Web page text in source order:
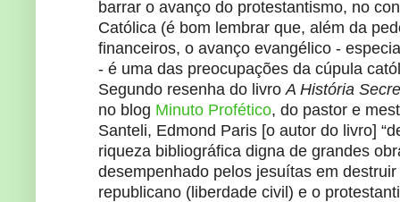
barrar o avanço do protestantismo, no
Católica (é bom lembrar que, além da
financeiros, o avanço evangélico -
- é uma das preocupações da cúpula
Segundo resenha do livro A História
no blog Minuto Profético, do pastor e
Santeli, Edmond Paris [o autor do livro]
riqueza bibliográfica digna de grandes
desempenhado pelos jesuítas em
republicano (liberdade civil) e o